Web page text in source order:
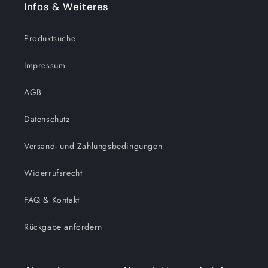
Infos & Weiteres
Produktsuche
Impressum
AGB
Datenschutz
Versand- und Zahlungsbedingungen
Widerrufsrecht
FAQ & Kontakt
Rückgabe anfordern